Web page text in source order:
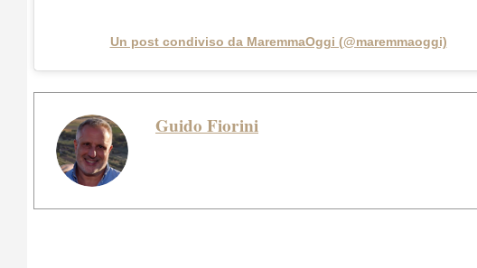
Un post condiviso da MaremmaOggi (@maremmaoggi)
Guido Fiorini